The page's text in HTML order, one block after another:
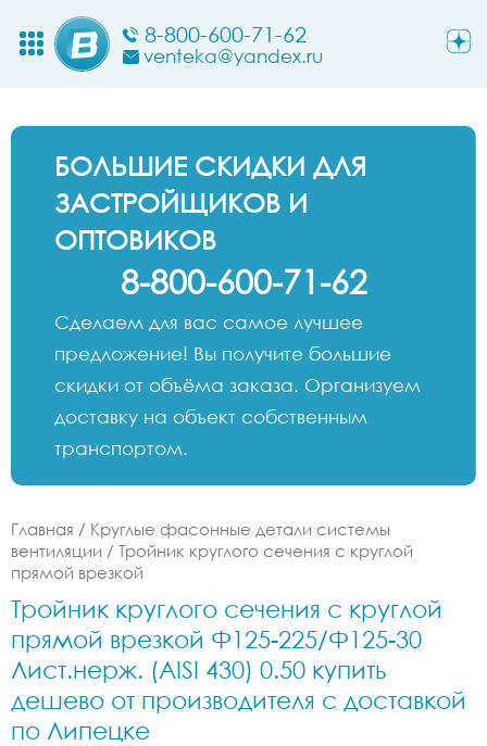
8-800-600-71-62
venteka@yandex.ru
БОЛЬШИЕ СКИДКИ ДЛЯ
ЗАСТРОЙЩИКОВ И
ОПТОВИКОВ
8-800-600-71-62
Сделаем для вас самое лучшее
предложение! Вы получите большие
скидки от объёма заказа. Организуем
доставку на объект собственным
транспортом.
Главная / Круглые фасонные детали системы
вентиляции / Тройник круглого сечения с круглой
прямой врезкой
Тройник круглого сечения с круглой
прямой врезкой Ф125-225/Ф125-30
Лист.нерж. (AISI 430) 0.50 купить
дешево от производителя с доставкой
по Липецке